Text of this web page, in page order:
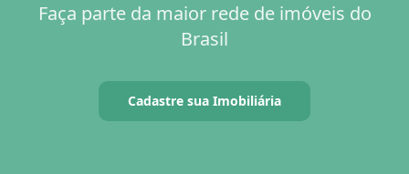
Faça parte da maior rede de imóveis do
Brasil
Cadastre sua Imobiliária